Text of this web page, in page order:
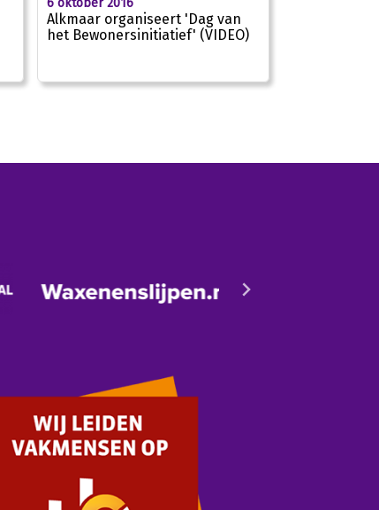
6 oktober 2016
Alkmaar organiseert 'Dag van
het Bewonersinitiatief' (VIDEO)